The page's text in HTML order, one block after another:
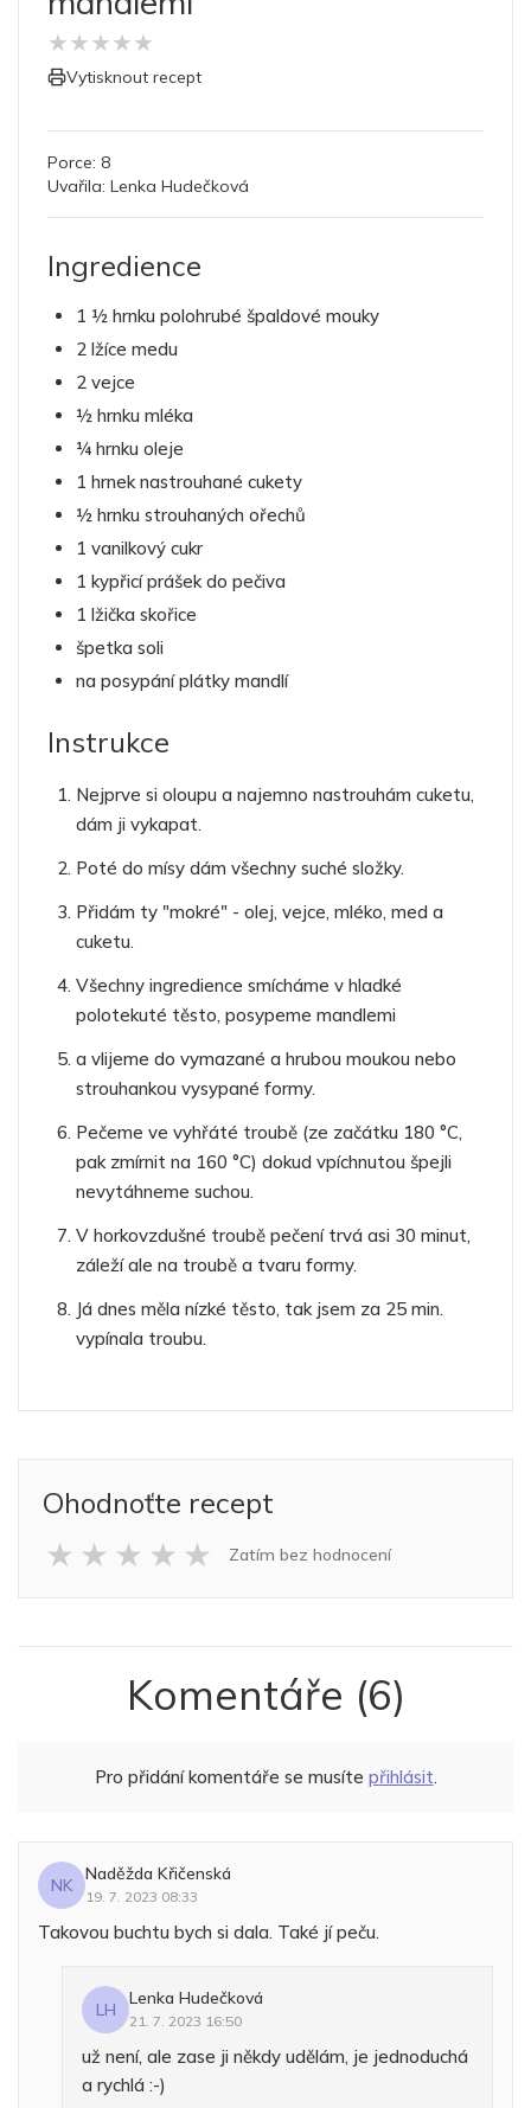
★★★★★
Vytisknout recept
Porce: 8
Uvařila: Lenka Hudečková
Ingredience
1 ½ hrnku polohrubé špaldové mouky
2 lžíce medu
2 vejce
½ hrnku mléka
¼ hrnku oleje
1 hrnek nastrouhané cukety
½ hrnku strouhaných ořechů
1 vanilkový cukr
1 kypřicí prášek do pečiva
1 lžička skořice
špetka soli
na posypání plátky mandlí
Instrukce
Nejprve si oloupu a najemno nastrouhám cuketu,
dám ji vykapat.
Poté do mísy dám všechny suché složky.
Přidám ty "mokré" - olej, vejce, mléko, med a
cuketu.
Všechny ingredience smícháme v hladké
polotekuté těsto, posypeme mandlemi
a vlijeme do vymazané a hrubou moukou nebo
strouhankou vysypané formy.
Pečeme ve vyhřáté troubě (ze začátku 180 °C,
pak zmírnit na 160 °C) dokud vpíchnutou špejli
nevytáhneme suchou.
V horkovzdušné troubě pečení trvá asi 30 minut,
záleží ale na troubě a tvaru formy.
Já dnes měla nízké těsto, tak jsem za 25 min.
vypínala troubu.
Ohodnoťte recept
★ ★ ★ ★ ★ Zatím bez hodnocení
Komentáře (6)
Pro přidání komentáře se musíte přihlásit.
NK
Naděžda Křičenská
19. 7. 2023 08:33
Takovou buchtu bych si dala. Také jí peču.
LH
Lenka Hudečková
21. 7. 2023 16:50
už není, ale zase ji někdy udělám, je jednoduchá
a rychlá :-)